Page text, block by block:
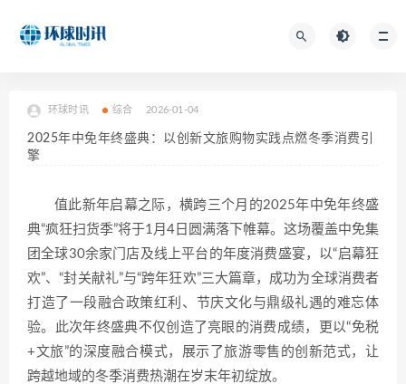
环球时讯 综合 2026-01-04
2025年中免年终盛典：以创新文旅购物实践点燃冬季消费引
擎
值此新年启幕之际，横跨三个月的2025年中免年终盛
典“疯狂扫货季”将于1月4日圆满落下帷幕。这场覆盖中免集
团全球30余家门店及线上平台的年度消费盛宴，以“启幕狂
欢”、“封关献礼”与“跨年狂欢”三大篇章，成功为全球消费者
打造了一段融合政策红利、节庆文化与鼎级礼遇的难忘体
验。此次年终盛典不仅创造了亮眼的消费成绩，更以“免税
+文旅”的深度融合模式，展示了旅游零售的创新范式，让
跨越地域的冬季消费热潮在岁末年初绽放。